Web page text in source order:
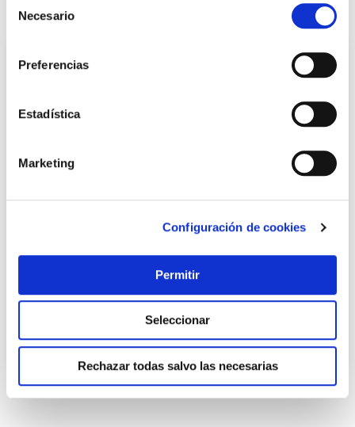
Necesario
Preferencias
Estadística
Marketing
Configuración de cookies
Permitir
Seleccionar
Rechazar todas salvo las necesarias
También te puede interesar
Adaptador frontal 3 tomas negro 16a 250v famatel
Famatel
5,15 €
Añadir al carrito